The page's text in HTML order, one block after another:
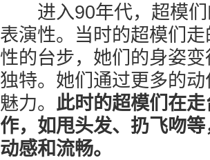
进入90年代，超模们
表演性。当时的超模们
性的台步，她们的身姿
独特。她们通过更多的
魅力。 此时的超模们在
作，如甩头发、扔飞吻
动感和流畅。